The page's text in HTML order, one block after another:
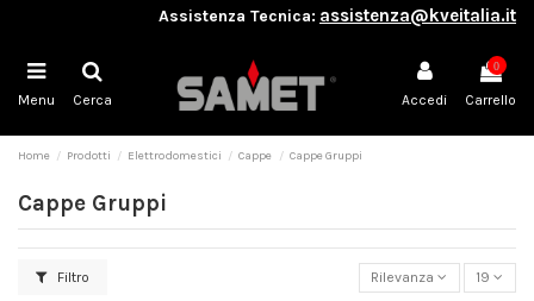
Assistenza Tecnica: assistenza@kveitalia.it
Menu Cerca Accedi
0
Carrello
Home Prodotti Elettrodomestici Cappe Cappe Gruppi
Cappe Gruppi
Filtro Rilevanza 19